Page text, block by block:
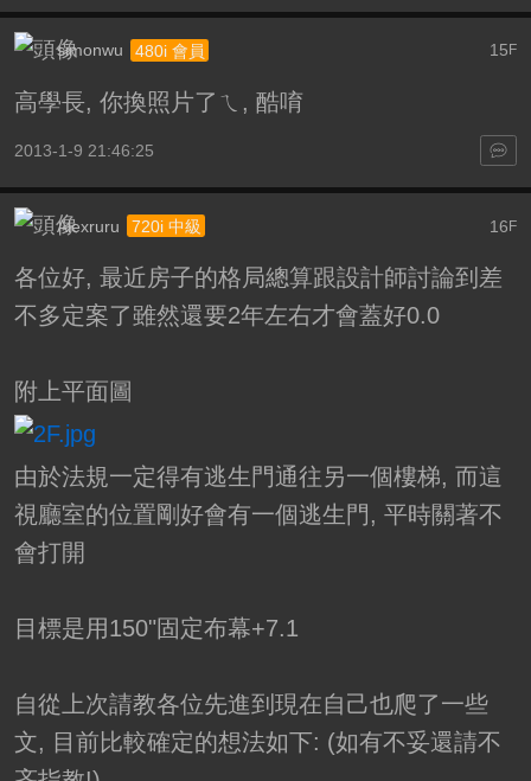
15 F
simonwu 480i 會員
高學長, 你換照片了ㄟ, 酷唷
2013-1-9 21:46:25
16F
Alexruru 720i 中級
各位好, 最近房子的格局總算跟設計師討論到差
不多定案了雖然還要2年左右才會蓋好0.0
附上平面圖
由於法規一定得有逃生門通往另一個樓梯, 而這
視廳室的位置剛好會有一個逃生門, 平時關著不
會打開
目標是用150"固定布幕+7.1
自從上次請教各位先進到現在自己也爬了一些
文, 目前比較確定的想法如下: (如有不妥還請不